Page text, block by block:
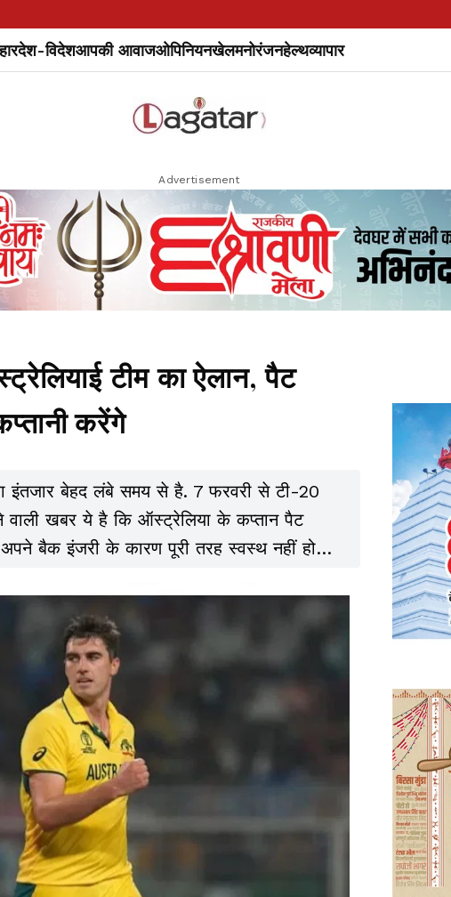
देश-विदेशआपकी आवाजओपिनियनखेलमनोरंजनहेल्थव्यापार
Advertisement
टीम का ऐलान, पैट
करेंगे
इंतजार बेहद लंबे समय से है. 7 फरवरी से टी-20
वाली खबर ये है कि ऑस्ट्रेलिया के कप्तान पैट
बैक इंजरी के कारण पूरी तरह स्वस्थ नहीं हो